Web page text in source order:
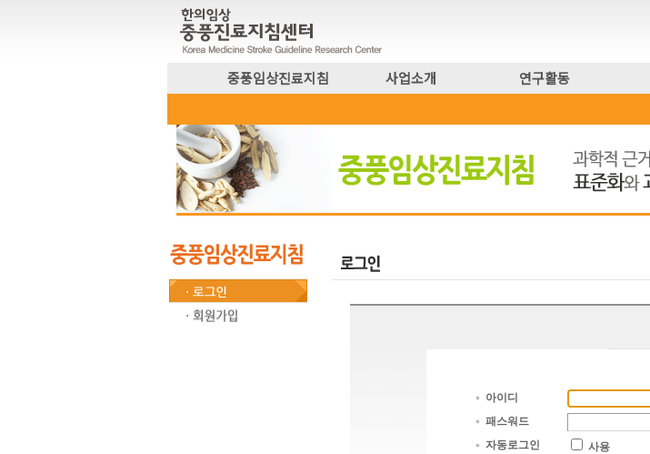
중풍임상진료지침 사업소개 연구활동
아이디
패스워드
자동로그인
사용